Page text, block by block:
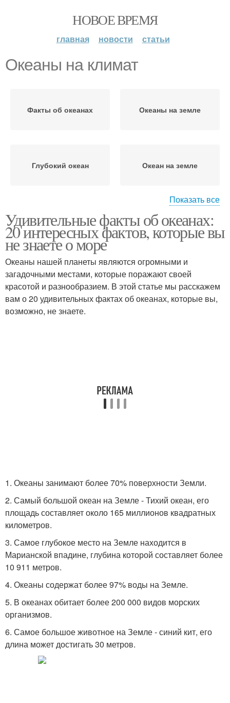
НОВОЕ ВРЕМЯ
главная новости статьи
Океаны на климат
Факты об океанах Океаны на земле
Глубокий океан Океан на земле
Соленый океан Мировой океан
Глубокие океаны
Показать все
Удивительные факты об океанах:
20 интересных фактов, которые вы
не знаете о море
Океаны нашей планеты являются огромными и
загадочными местами, которые поражают своей
красотой и разнообразием. В этой статье мы расскажем
вам о 20 удивительных фактах об океанах, которые вы,
возможно, не знаете.
1. Океаны занимают более 70% поверхности Земли.
2. Самый большой океан на Земле - Тихий океан, его
площадь составляет около 165 миллионов квадратных
километров.
3. Самое глубокое место на Земле находится в
Марианской впадине, глубина которой составляет более
10 911 метров.
4. Океаны содержат более 97% воды на Земле.
5. В океанах обитает более 200 000 видов морских
организмов.
6. Самое большое животное на Земле - синий кит, его
длина может достигать 30 метров.